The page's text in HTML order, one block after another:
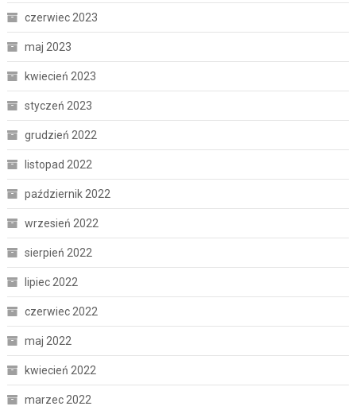
czerwiec 2023
maj 2023
kwiecień 2023
styczeń 2023
grudzień 2022
listopad 2022
październik 2022
wrzesień 2022
sierpień 2022
lipiec 2022
czerwiec 2022
maj 2022
kwiecień 2022
marzec 2022